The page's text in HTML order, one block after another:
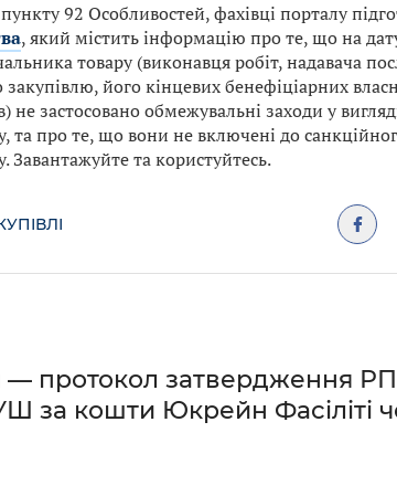
92 Особливостей, фахівці порталу
, який містить інформацію про те, що на
товару (виконавця робіт, надавача
його кінцевих бенефіціарних
не застосовано обмежувальні заходи у
та про те, що вони не включені до
Завантажуйте та користуйтесь.
— протокол затвердження
за кошти Юкрейн Фасіліті